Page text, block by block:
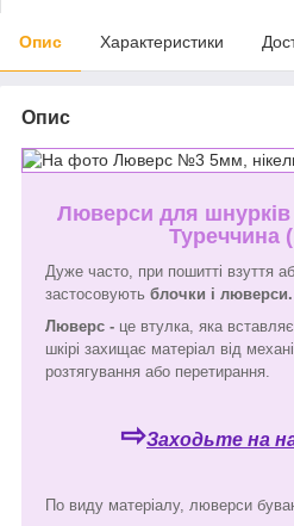
Опис Характеристики
Опис
Люверси для
Туреччина
Дуже часто, при пошитті взуття
застосовують блочки і люверси.
Люверс - це втулка, яка
шкірі захищає матеріал від
розтягування або перетирання.
⇨Заходьте на
По виду матеріалу, люверси